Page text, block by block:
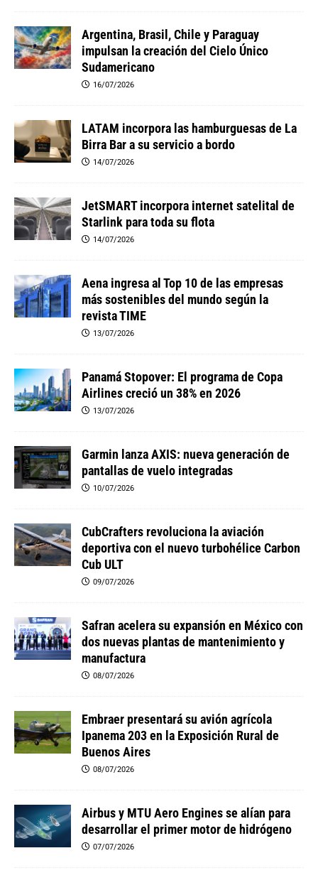
Argentina, Brasil, Chile y Paraguay
impulsan la creación del Cielo Único
Sudamericano
16/07/2026
LATAM incorpora las hamburguesas de La
Birra Bar a su servicio a bordo
14/07/2026
JetSMART incorpora internet satelital de
Starlink para toda su flota
14/07/2026
Aena ingresa al Top 10 de las empresas
más sostenibles del mundo según la
revista TIME
13/07/2026
Panamá Stopover: El programa de Copa
Airlines creció un 38% en 2026
13/07/2026
Garmin lanza AXIS: nueva generación de
pantallas de vuelo integradas
10/07/2026
CubCrafters revoluciona la aviación
deportiva con el nuevo turbohélice Carbon
Cub ULT
09/07/2026
Safran acelera su expansión en México con
dos nuevas plantas de mantenimiento y
manufactura
08/07/2026
Embraer presentará su avión agrícola
Ipanema 203 en la Exposición Rural de
Buenos Aires
08/07/2026
Airbus y MTU Aero Engines se alían para
desarrollar el primer motor de hidrógeno
07/07/2026